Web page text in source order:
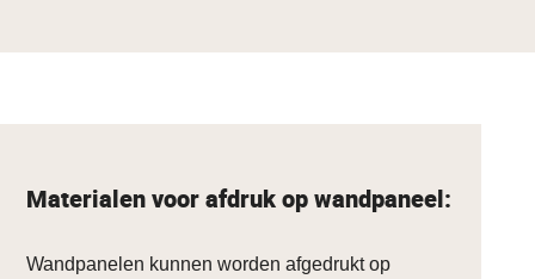
Materialen voor afdruk op wandpaneel:
Wandpanelen kunnen worden afgedrukt op